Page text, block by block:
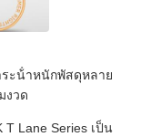
ะน้ําหนักพัสดุหลาย
งวด
Lane Series เป็น